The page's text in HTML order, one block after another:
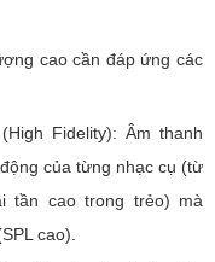
cao cần đáp ứng các
Fidelity): Âm thanh
của từng nhạc cụ (từ
tần cao trong trẻo) mà
cao).